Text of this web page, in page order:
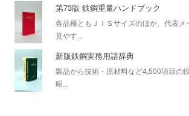
第73版 鉄鋼重量ハンドブック
各品種ともＪＩＳサイズのほか、代表メ
見やす...
新版鉄鋼実務用語辞典
製品から技術・原材料など4,500項目の
昭...